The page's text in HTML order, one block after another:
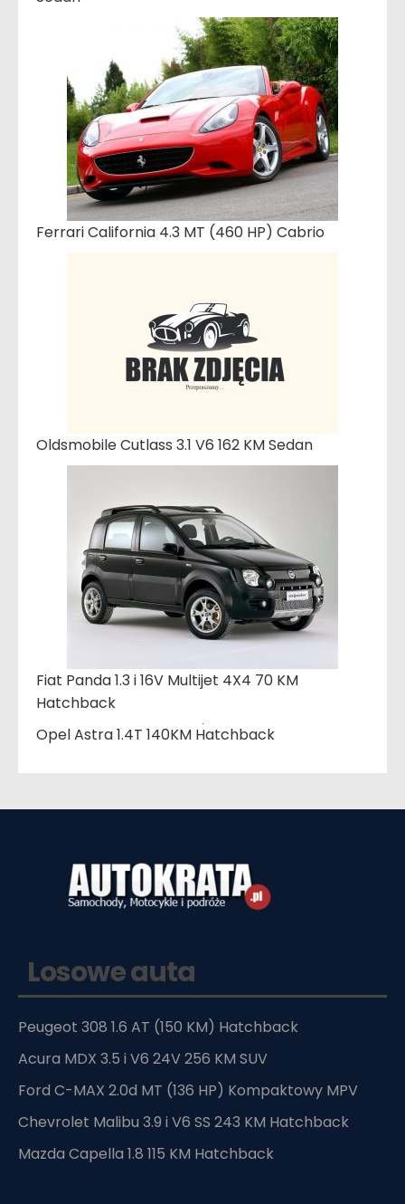
Ferrari California 4.3 MT (460 HP) Cabrio
Oldsmobile Cutlass 3.1 V6 162 KM Sedan
Fiat Panda 1.3 i 16V Multijet 4X4 70 KM
Hatchback
Opel Astra 1.4T 140KM Hatchback
Losowe auta
Peugeot 308 1.6 AT (150 KM) Hatchback
Acura MDX 3.5 i V6 24V 256 KM SUV
Ford C-MAX 2.0d MT (136 HP) Kompaktowy MPV
Chevrolet Malibu 3.9 i V6 SS 243 KM Hatchback
Mazda Capella 1.8 115 KM Hatchback